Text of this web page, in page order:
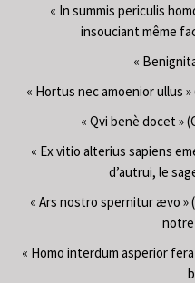
« In summis periculis
insouciant même
«
« Hortus nec amoenior ullus
« Qvi benè docet »
« Ex vitio alterius sapiens
d’autrui, le
« Ars nostro spernitur ævo »
« Homo interdum asperior